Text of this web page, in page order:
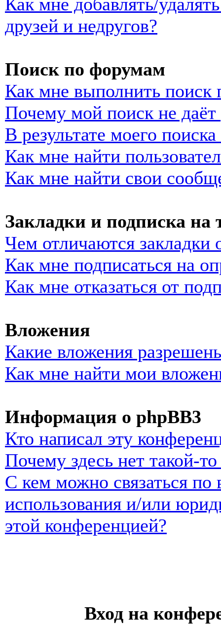
друзей и недругов?
Поиск по форумам
Как мне выполнить
Почему мой поиск не даёт
В результате моего
Как мне найти
Как мне найти свои
Закладки и подписка на
Чем отличаются закладки
Как мне подписаться на
Как мне отказаться от
Вложения
Какие вложения
Как мне найти мои
Информация о phpBB3
Кто написал эту
Почему здесь нет такой-
С кем можно связаться по
использования и/или
этой конференцией?
Вход на